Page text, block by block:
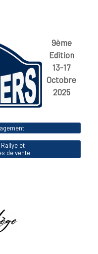
9ème
Edition
13-17
Octobre
2025
et
de vente